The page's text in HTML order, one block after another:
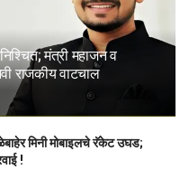
मंत्री महाजन व
राजकीय वाटचाल
मिनी मोबाइलचे रॅकेट उघड;
!